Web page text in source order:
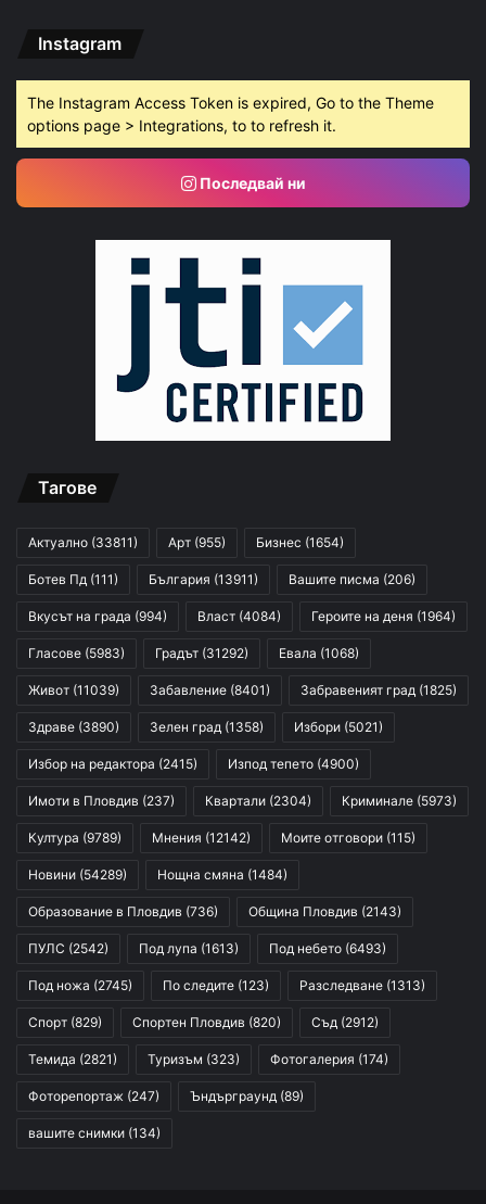
Instagram
The Instagram Access Token is expired, Go to the Theme
options page > Integrations, to to refresh it.
Последвай ни
Тагове
Актуално (33811) Арт (955) Бизнес (1654)
Ботев Пд (111) България (13911) Вашите писма (206)
Вкусът на града (994) Власт (4084) Героите на деня (1964)
Гласове (5983) Градът (31292) Евала (1068)
Живот (11039) Забавление (8401) Забравеният град (1825)
Здраве (3890) Зелен град (1358) Избори (5021)
Избор на редактора (2415) Изпод тепето (4900)
Имоти в Пловдив (237) Квартали (2304) Криминале (5973)
Култура (9789) Мнения (12142) Моите отговори (115)
Новини (54289) Нощна смяна (1484)
Образование в Пловдив (736) Община Пловдив (2143)
ПУЛС (2542) Под лупа (1613) Под небето (6493)
Под ножа (2745) По следите (123) Разследване (1313)
Спорт (829) Спортен Пловдив (820) Съд (2912)
Темида (2821) Туризъм (323) Фотогалерия (174)
Фоторепортаж (247) Ъндърграунд (89)
вашите снимки (134)